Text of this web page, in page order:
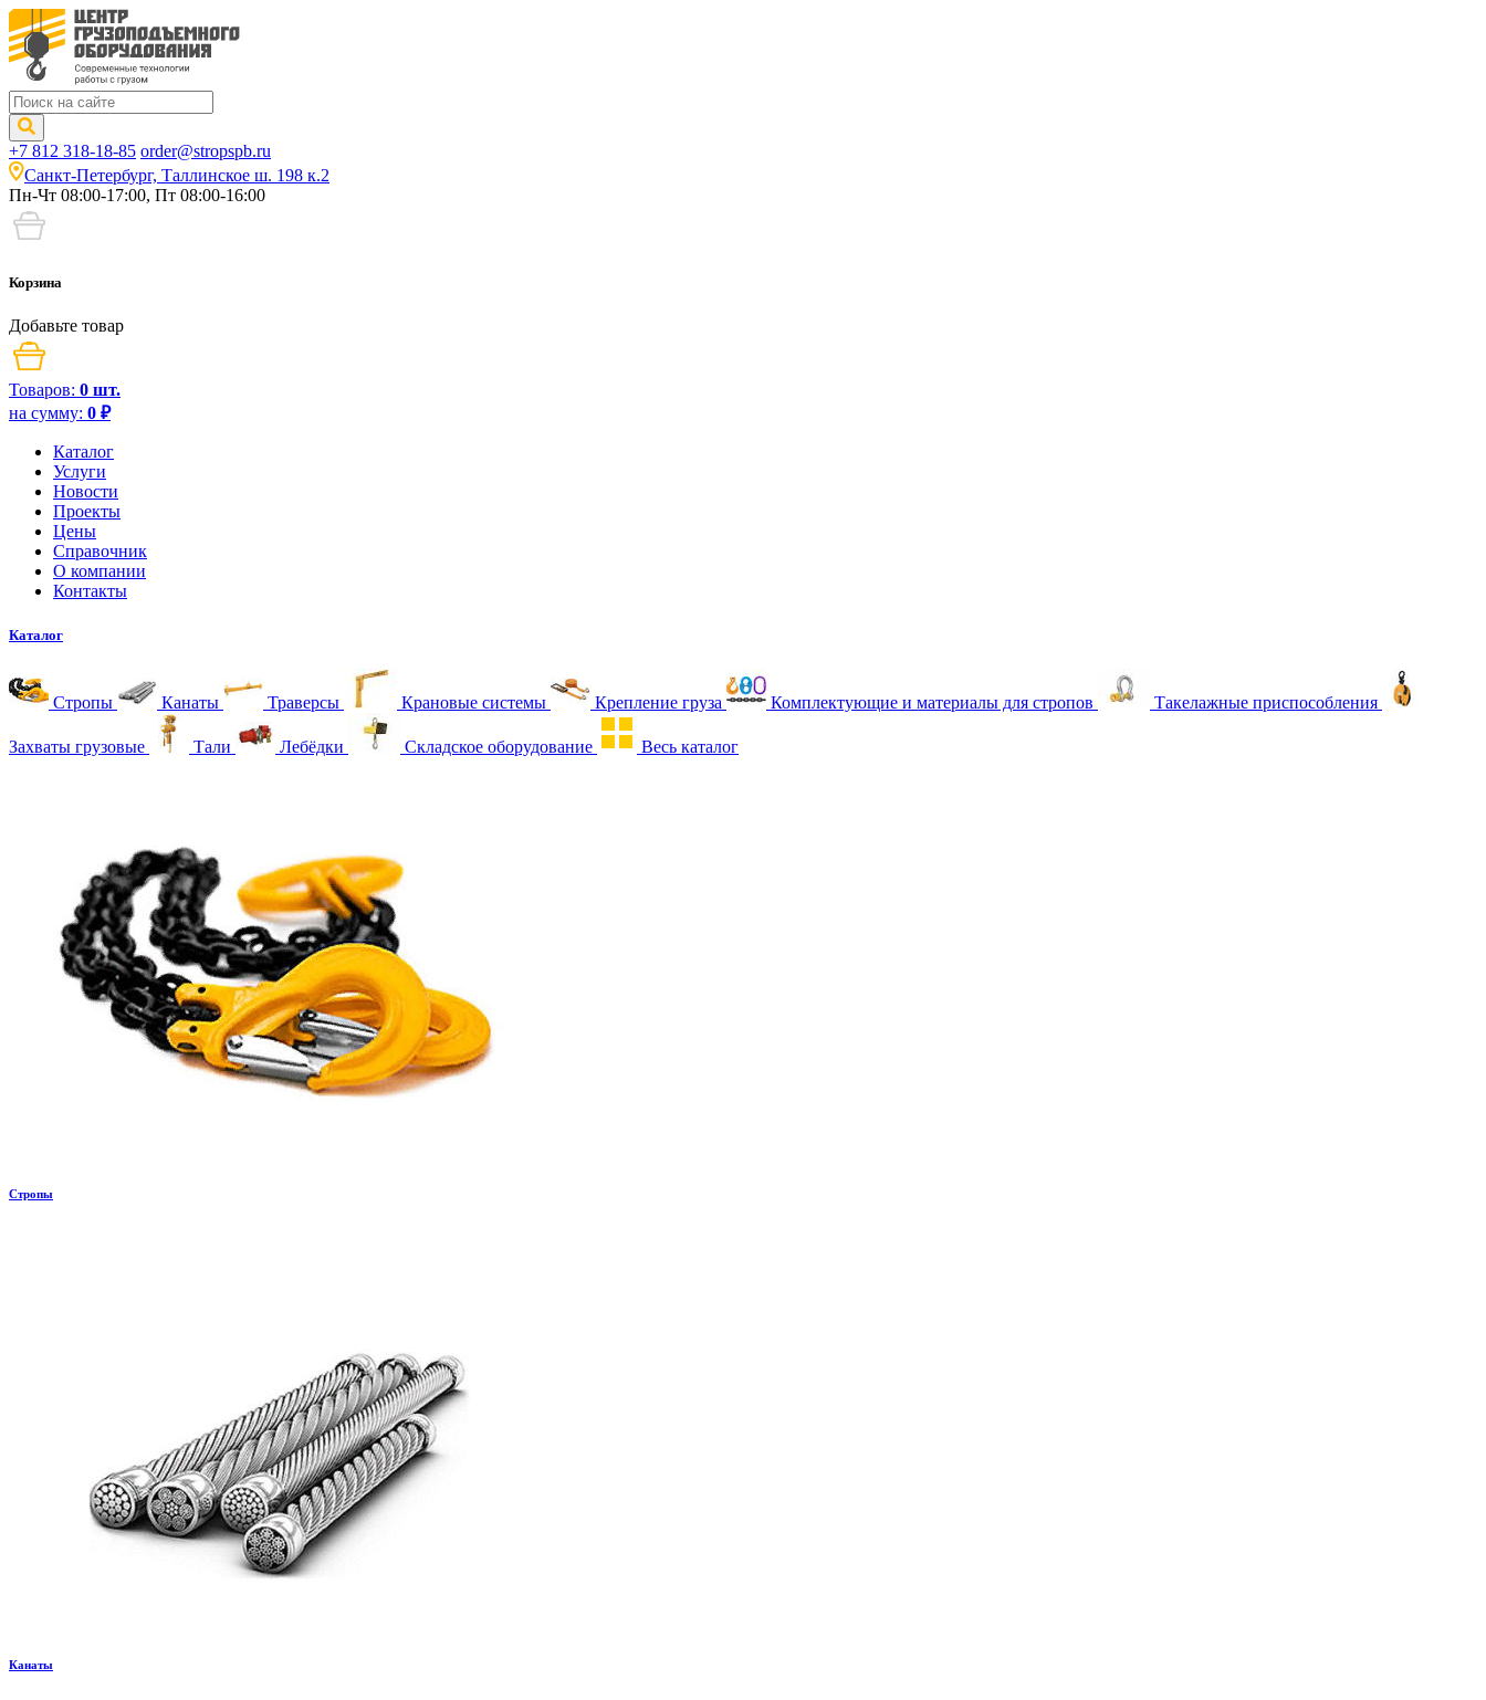
+7 812 318-18-85 order@stropspb.ru
Санкт-Петербург, Таллинское ш. 198 к.2
Пн-Чт 08:00-17:00, Пт 08:00-16:00
Корзина
Добавьте товар
Товаров: 0 шт.
на сумму: 0 ₽
Каталог
Услуги
Новости
Проекты
Цены
Справочник
О компании
Контакты
Каталог
Стропы Канаты Траверсы Крановые системы Крепление груза Комплектующие и материалы для стропов Такелажные приспособления
Захваты грузовые Тали Лебёдки Складское оборудование Весь каталог
Стропы
Канаты